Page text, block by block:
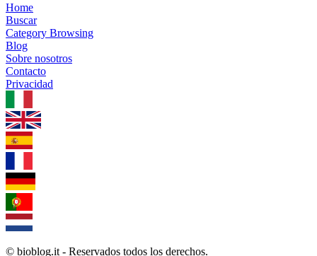
Home
Buscar
Category Browsing
Blog
Sobre nosotros
Contacto
Privacidad
© bioblog.it - Reservados todos los derechos.